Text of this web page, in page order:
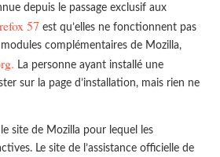
depuis le passage exclusif aux
57 est qu’elles ne fonctionnent pas
complémentaires de Mozilla,
La personne ayant installé une
sur la page d’installation, mais rien ne
site de Mozilla pour lequel les
Le site de l’assistance officielle de